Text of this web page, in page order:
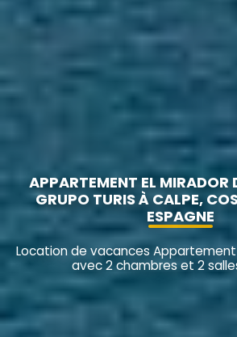
APPARTEMENT EL MIRADOR
GRUPO TURIS À CALPE,
ESPAGNE
Location de vacances
avec 2 chambres et 2